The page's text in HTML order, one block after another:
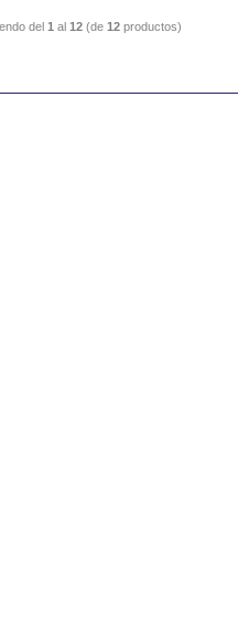
del 1 al 12 (de 12 productos)